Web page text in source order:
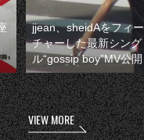
jjean、sheidAをフィー
チャーした最新シング
ル“gossip boy”MV公開
VIEW MORE